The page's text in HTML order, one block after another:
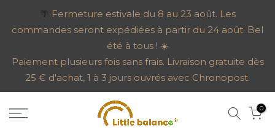
au
🌴 Fermeture estivale du 8 au 23 août. Les
commandes seront expédiées à partir du 24 août. Bel
été à tous ! ☀️
Paiement plusieurs fois sans frais. Livraison gratuite dès
25 € d'achat, 1 à 3 jours ouvrés avec Chronopost.
0